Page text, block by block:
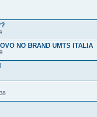
NO BRAND UMTS ITALIA